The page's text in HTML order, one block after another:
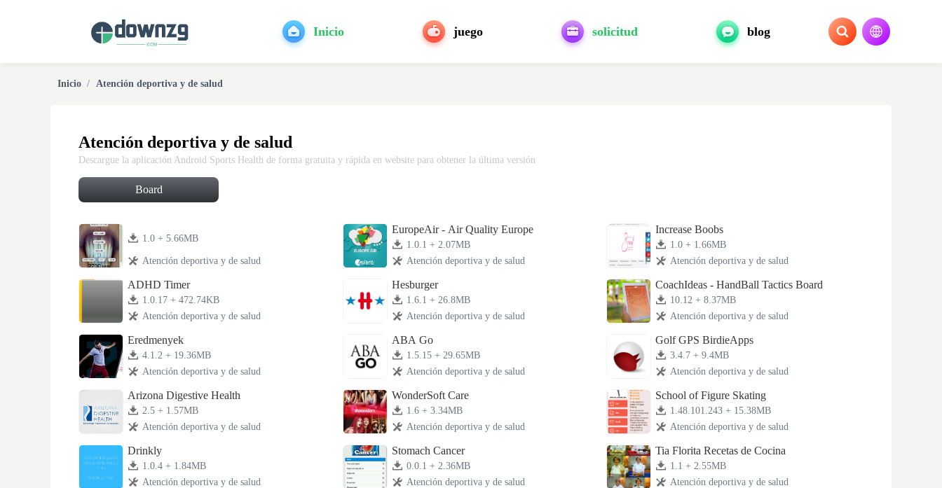
Inicio juego solicitud blog
Inicio Atención deportiva y de salud
Atención deportiva y de salud
Descargue la aplicación Android Sports Health de forma gratuita y rápida en website para obtener la última versión
Board
1.0 + 5.66MB
Atención deportiva y de salud
EuropeAir - Air Quality Europe
1.0.1 + 2.07MB
Atención deportiva y de salud
Increase Boobs
1.0 + 1.66MB
Atención deportiva y de salud
ADHD Timer
1.0.17 + 472.74KB
Atención deportiva y de salud
Hesburger
1.6.1 + 26.8MB
Atención deportiva y de salud
CoachIdeas - HandBall Tactics Board
10.12 + 8.37MB
Atención deportiva y de salud
Eredmenyek
4.1.2 + 19.36MB
Atención deportiva y de salud
ABA Go
1.5.15 + 29.65MB
Atención deportiva y de salud
Golf GPS BirdieApps
3.4.7 + 9.4MB
Atención deportiva y de salud
Arizona Digestive Health
2.5 + 1.57MB
Atención deportiva y de salud
WonderSoft Care
1.6 + 3.34MB
Atención deportiva y de salud
School of Figure Skating
1.48.101.243 + 15.38MB
Atención deportiva y de salud
Drinkly
1.0.4 + 1.84MB
Atención deportiva y de salud
Stomach Cancer
0.0.1 + 2.36MB
Atención deportiva y de salud
Tia Florita Recetas de Cocina
1.1 + 2.55MB
Atención deportiva y de salud